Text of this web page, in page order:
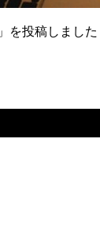
」を投稿しました